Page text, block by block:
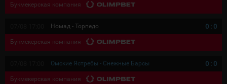
Букмекерская компания
Номад - Торпедо 0 : 0
Букмекерская компания
Омские Ястребы - Снежные Барсы 0 : 0
Букмекерская компания